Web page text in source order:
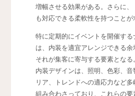
増幅させる効果がある。さらに
も対応できる柔軟性を持つことが
特に定期的にイベントを開催す
は、内装を適宜アレンジできる余
それが集客に寄与する要素とな
内装デザインは、照明、色彩、
リア、トレンドへの適応力など
組み合わさっており、これらの